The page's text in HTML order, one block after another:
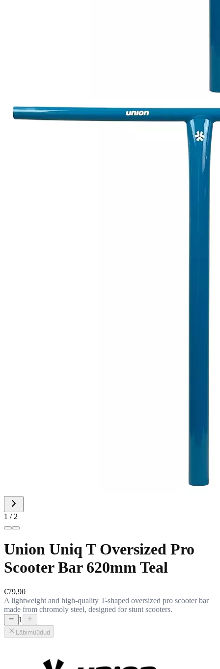
1 / 2
Union Uniq T Oversized Pro
Scooter Bar 620mm Teal
€79,90
A lightweight and high-quality T-shaped oversized pro scooter bar
made from chromoly steel, designed for stunt scooters.
1
Läbimüüdud